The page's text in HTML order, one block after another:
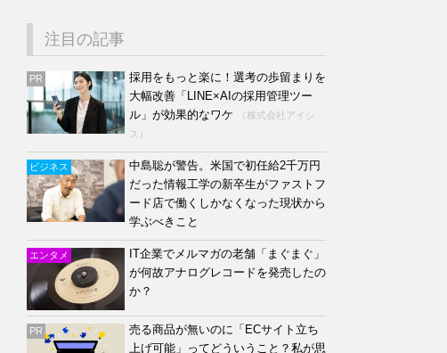
注目の記事
PR
採用をもっと楽に！選考の歩留まりを
大幅改善「LINE×AIの採用管理ツー
ル」が効果的なワケ
（株式会社アイシ
ス）
ビジネス
中島聡が警告。米国で初任給2千万円
だった情報工学の新卒生がファストフ
ード店で働くしかなくなった現状から
学ぶべきこと
エンタメ
IT企業でメルマガの老舗「まぐまぐ」
が何故アナログレコードを発売したの
か？
PR
売る商品が無いのに「ECサイト立ち
上げ可能」ってどういうこと？私が思